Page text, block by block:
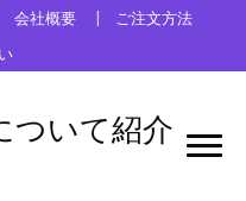
会社概要
ご注文方法
ついて紹介